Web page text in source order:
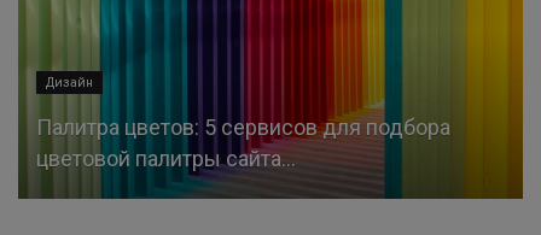
Дизайн
Палитра цветов: 5 сервисов для подбора
цветовой палитры сайта...